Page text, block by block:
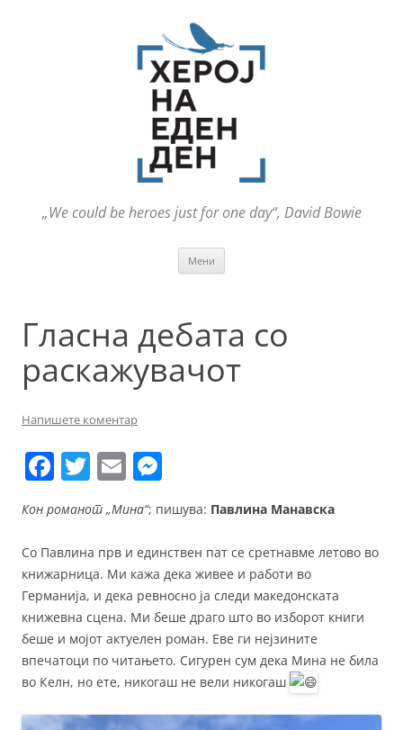
„We could be heroes just for one day“, David Bowie
Мени
Гласна дебата со
раскажувачот
Напишете коментар
F
c
e
b
o
o
k
T
w
itt
er
E
m
ai
l
ss
e
n
g
er
Кон романот „Мина“; пишува: Павлина Манавска
Со Павлина прв и единствен пат се сретнавме летово во
книжарница. Ми кажа дека живее и работи во
Германија, и дека ревносно ја следи македонската
книжевна сцена. Ми беше драго што во изборот книги
беше и мојот актуелен роман. Еве ги нејзините
впечатоци по читањето. Сигурен сум дека Мина не била
во Келн, но ете, никогаш не вели никогаш